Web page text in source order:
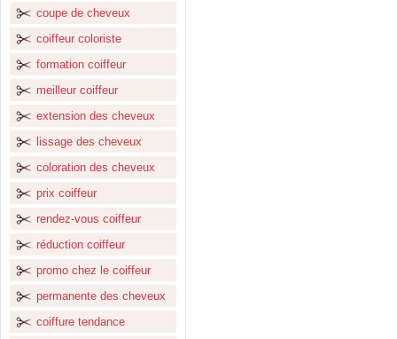
coupe de cheveux
coiffeur coloriste
formation coiffeur
meilleur coiffeur
extension des cheveux
lissage des cheveux
coloration des cheveux
prix coiffeur
rendez-vous coiffeur
réduction coiffeur
promo chez le coiffeur
permanente des cheveux
coiffure tendance